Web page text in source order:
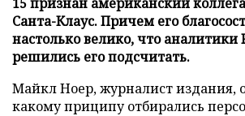
Санта-Клаус. Причем его
настолько велико, что аналитики
решились его подсчитать.
Майкл Ноер, журналист издания,
какому приципу отбирались